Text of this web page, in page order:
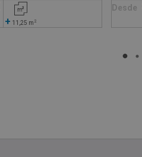
+ 11,25 m 2
Desde